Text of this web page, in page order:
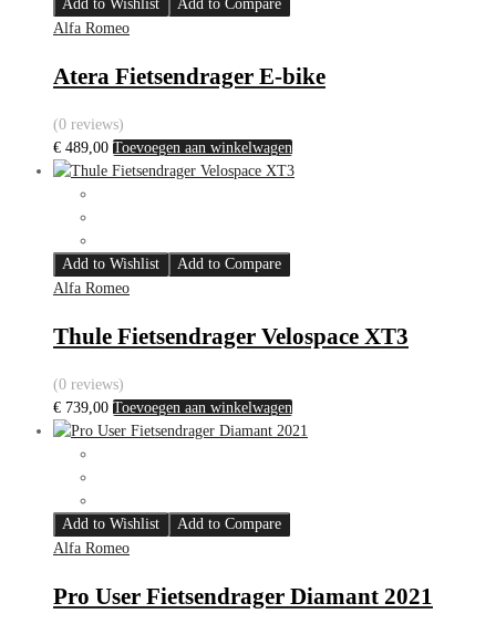
Add to Wishlist
Add to Compare
Alfa Romeo
Atera Fietsendrager E-bike
(0 reviews)
€ 489,00 Toevoegen aan winkelwagen
Add to Wishlist
Add to Compare
Alfa Romeo
Thule Fietsendrager Velospace XT3
(0 reviews)
€ 739,00 Toevoegen aan winkelwagen
Add to Wishlist
Add to Compare
Alfa Romeo
Pro User Fietsendrager Diamant 2021